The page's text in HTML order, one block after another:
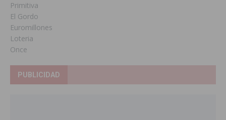
Primitiva
El Gordo
Euromillones
Loteria
Once
PUBLICIDAD